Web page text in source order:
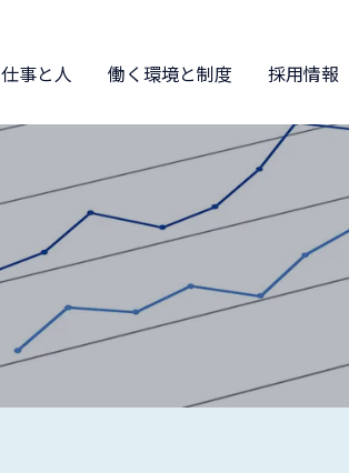
仕事と人 働く環境と制度 採用情報